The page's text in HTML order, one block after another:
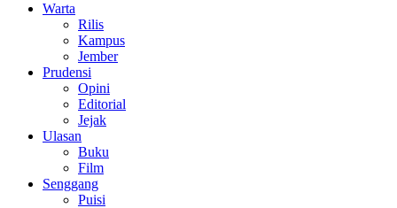
Warta
Rilis
Kampus
Jember
Prudensi
Opini
Editorial
Jejak
Ulasan
Buku
Film
Senggang
Puisi